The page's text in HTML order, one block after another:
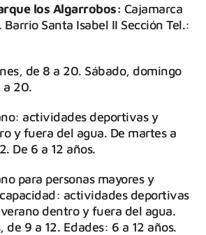
los Algarrobos: Cajamarca
Santa Isabel II Sección Tel.:
de 8 a 20. Sábado, domingo
a 20.
actividades deportivas y
y fuera del agua. De martes a
De 6 a 12 años.
para personas mayores y
actividades deportivas
dentro y fuera del agua.
de 9 a 12. Edades: 6 a 12 años.